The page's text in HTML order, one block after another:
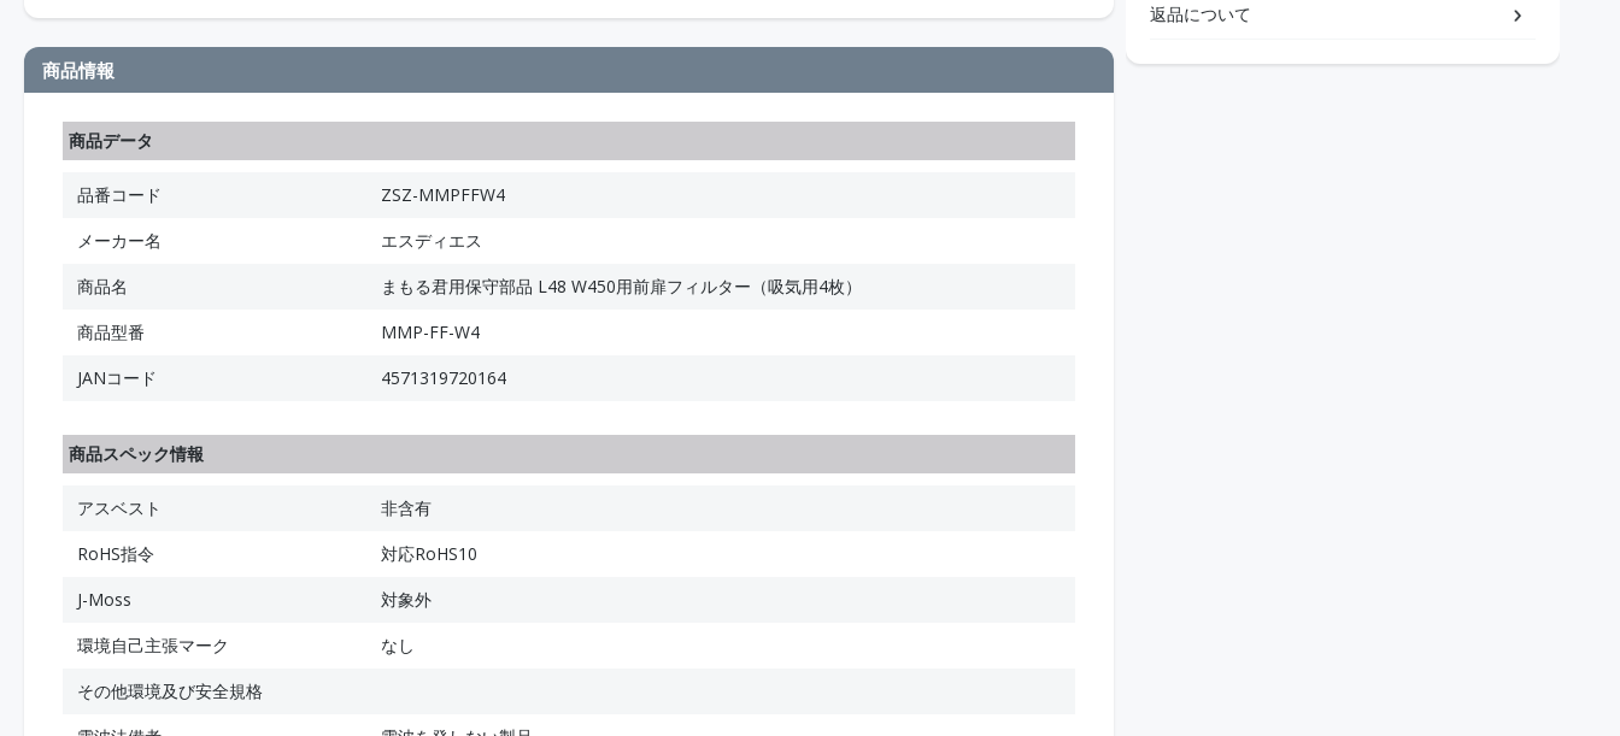
商品情報
商品データ
品番コード
ZSZ-MMPFFW4
メーカー名
エスディエス
商品名
まもる君用保守部品 L48 W450用前扉フィルター（吸気用4枚）
商品型番
MMP-FF-W4
JANコード
4571319720164
商品スペック情報
アスベスト
非含有
RoHS指令
対応RoHS10
J-Moss
対象外
環境自己主張マーク
なし
その他環境及び安全規格
返品について